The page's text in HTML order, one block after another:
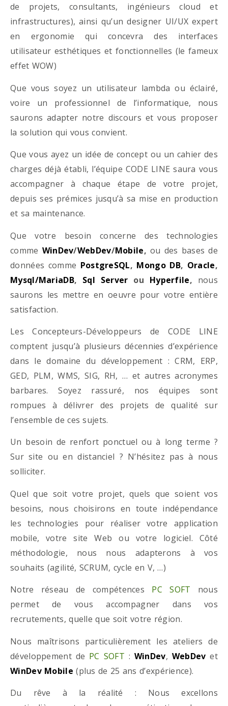
de projets, consultants, ingénieurs cloud et
infrastructures), ainsi qu’un designer UI/UX expert
en ergonomie qui concevra des interfaces
utilisateur esthétiques et fonctionnelles (le fameux
effet WOW)
Que vous soyez un utilisateur lambda ou éclairé,
voire un professionnel de l’informatique, nous
saurons adapter notre discours et vous proposer
la solution qui vous convient.
Que vous ayez un idée de concept ou un cahier des
charges déjà établi, l’équipe CODE LINE saura vous
accompagner à chaque étape de votre projet,
depuis ses prémices jusqu’à sa mise en production
et sa maintenance.
Que votre besoin concerne des technologies
comme WinDev/WebDev/Mobile, ou des bases de
données comme PostgreSQL, Mongo DB, Oracle,
Mysql/MariaDB, Sql Server ou Hyperfile, nous
saurons les mettre en oeuvre pour votre entière
satisfaction.
Les Concepteurs-Développeurs de CODE LINE
comptent jusqu’à plusieurs décennies d’expérience
dans le domaine du développement : CRM, ERP,
GED, PLM, WMS, SIG, RH, … et autres acronymes
barbares. Soyez rassuré, nos équipes sont
rompues à délivrer des projets de qualité sur
l’ensemble de ces sujets.
Un besoin de renfort ponctuel ou à long terme ?
Sur site ou en distanciel ? N’hésitez pas à nous
solliciter.
Quel que soit votre projet, quels que soient vos
besoins, nous choisirons en toute indépendance
les technologies pour réaliser votre application
mobile, votre site Web ou votre logiciel. Côté
méthodologie, nous nous adapterons à vos
souhaits (agilité, SCRUM, cycle en V, …)
Notre réseau de compétences PC SOFT nous
permet de vous accompagner dans vos
recrutements, quelle que soit votre région.
Nous maîtrisons particulièrement les ateliers de
développement de PC SOFT : WinDev, WebDev et
WinDev Mobile (plus de 25 ans d’expérience).
Du rêve à la réalité : Nous excellons